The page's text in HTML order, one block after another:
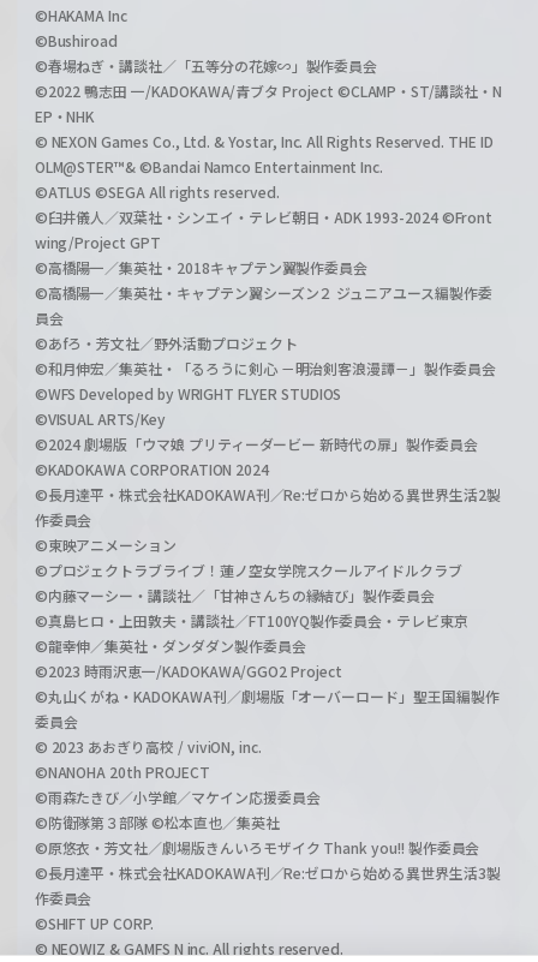
©HAKAMA Inc
©Bushiroad
©春場ねぎ・講談社／「五等分の花嫁∽」製作委員会
©2022 鴨志田 一/KADOKAWA/青ブタ Project ©CLAMP・ST/講談社・N
EP・NHK
© NEXON Games Co., Ltd. & Yostar, Inc. All Rights Reserved. THE ID
OLM@STER™& ©Bandai Namco Entertainment Inc.
©ATLUS ©SEGA All rights reserved.
©臼井儀人／双葉社・シンエイ・テレビ朝日・ADK 1993-2024 ©Front
wing/Project GPT
©高橋陽一／集英社・2018キャプテン翼製作委員会
©高橋陽一／集英社・キャプテン翼シーズン２ ジュニアユース編製作委
員会
©あfろ・芳文社／野外活動プロジェクト
©和月伸宏／集英社・「るろうに剣心 －明治剣客浪漫譚－」製作委員会
©WFS Developed by WRIGHT FLYER STUDIOS
©VISUAL ARTS/Key
©2024 劇場版「ウマ娘 プリティーダービー 新時代の扉」製作委員会
©KADOKAWA CORPORATION 2024
©長月達平・株式会社KADOKAWA刊／Re:ゼロから始める異世界生活2製
作委員会
©東映アニメーション
©プロジェクトラブライブ！蓮ノ空女学院スクールアイドルクラブ
©内藤マーシー・講談社／「甘神さんちの縁結び」製作委員会
©真島ヒロ・上田敦夫・講談社／FT100YQ製作委員会・テレビ東京
©龍幸伸／集英社・ダンダダン製作委員会
©2023 時雨沢恵一/KADOKAWA/GGO2 Project
©丸山くがね・KADOKAWA刊／劇場版「オーバーロード」聖王国編製作
委員会
© 2023 あおぎり高校 / viviON, inc.
©NANOHA 20th PROJECT
©雨森たきび／小学館／マケイン応援委員会
©防衛隊第３部隊 ©松本直也／集英社
©原悠衣・芳文社／劇場版きんいろモザイク Thank you!! 製作委員会
©長月達平・株式会社KADOKAWA刊／Re:ゼロから始める異世界生活3製
作委員会
©SHIFT UP CORP.
© NEOWIZ & GAMFS N inc. All rights reserved.